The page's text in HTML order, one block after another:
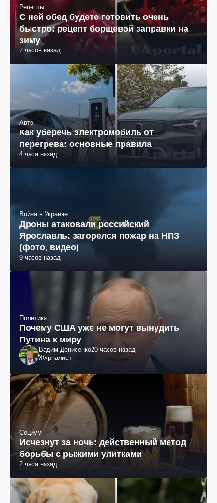
Рецепты
С ней обед будете готовить очень
быстро: рецепт борщевой заправки на
зиму
7 часов назад
Авто
Как уберечь электромобиль от
перегрева: основные правила
4 часа назад
Война в Украине
Дроны атаковали российский
Ярославль: загорелся пожар на НПЗ
(фото, видео)
9 часов назад
Политика
Почему США уже не могут вынудить
Путина к миру
Вадим Денисенко20 часов назад
Журналист
Социум
Исчезнут за ночь: действенный метод
борьбы с рыжими улитками
2 часа назад